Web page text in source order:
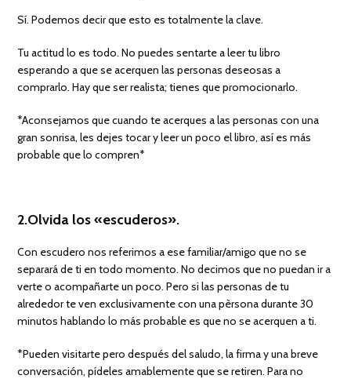
Sí. Podemos decir que esto es totalmente la clave.
Tu actitud lo es todo. No puedes sentarte a leer tu libro
esperando a que se acerquen las personas deseosas a
comprarlo. Hay que ser realista; tienes que promocionarlo.
*Aconsejamos que cuando te acerques a las personas con una
gran sonrisa, les dejes tocar y leer un poco el libro, así es más
probable que lo compren*
2.Olvida los «escuderos».
Con escudero nos referimos a ese familiar/amigo que no se
separará de ti en todo momento. No decimos que no puedan ir a
verte o acompañarte un poco. Pero si las personas de tu
alrededor te ven exclusivamente con una pèrsona durante 30
minutos hablando lo más probable es que no se acerquen a ti.
*Pueden visitarte pero después del saludo, la firma y una breve
conversación, pídeles amablemente que se retiren. Para no